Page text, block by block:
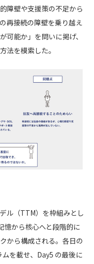
障壁や支援策の不足から
再接続の障壁を乗り越え
可能か」を問いに掲げ、
法を模索した。
ル（TTM）を枠組みとし
憶から核心へと段階的に
から構成される。各日の
を載せ、Day5 の最後に